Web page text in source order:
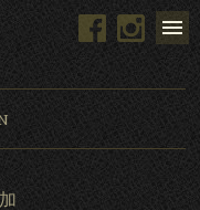
Bar 石の華 -BARFacebook